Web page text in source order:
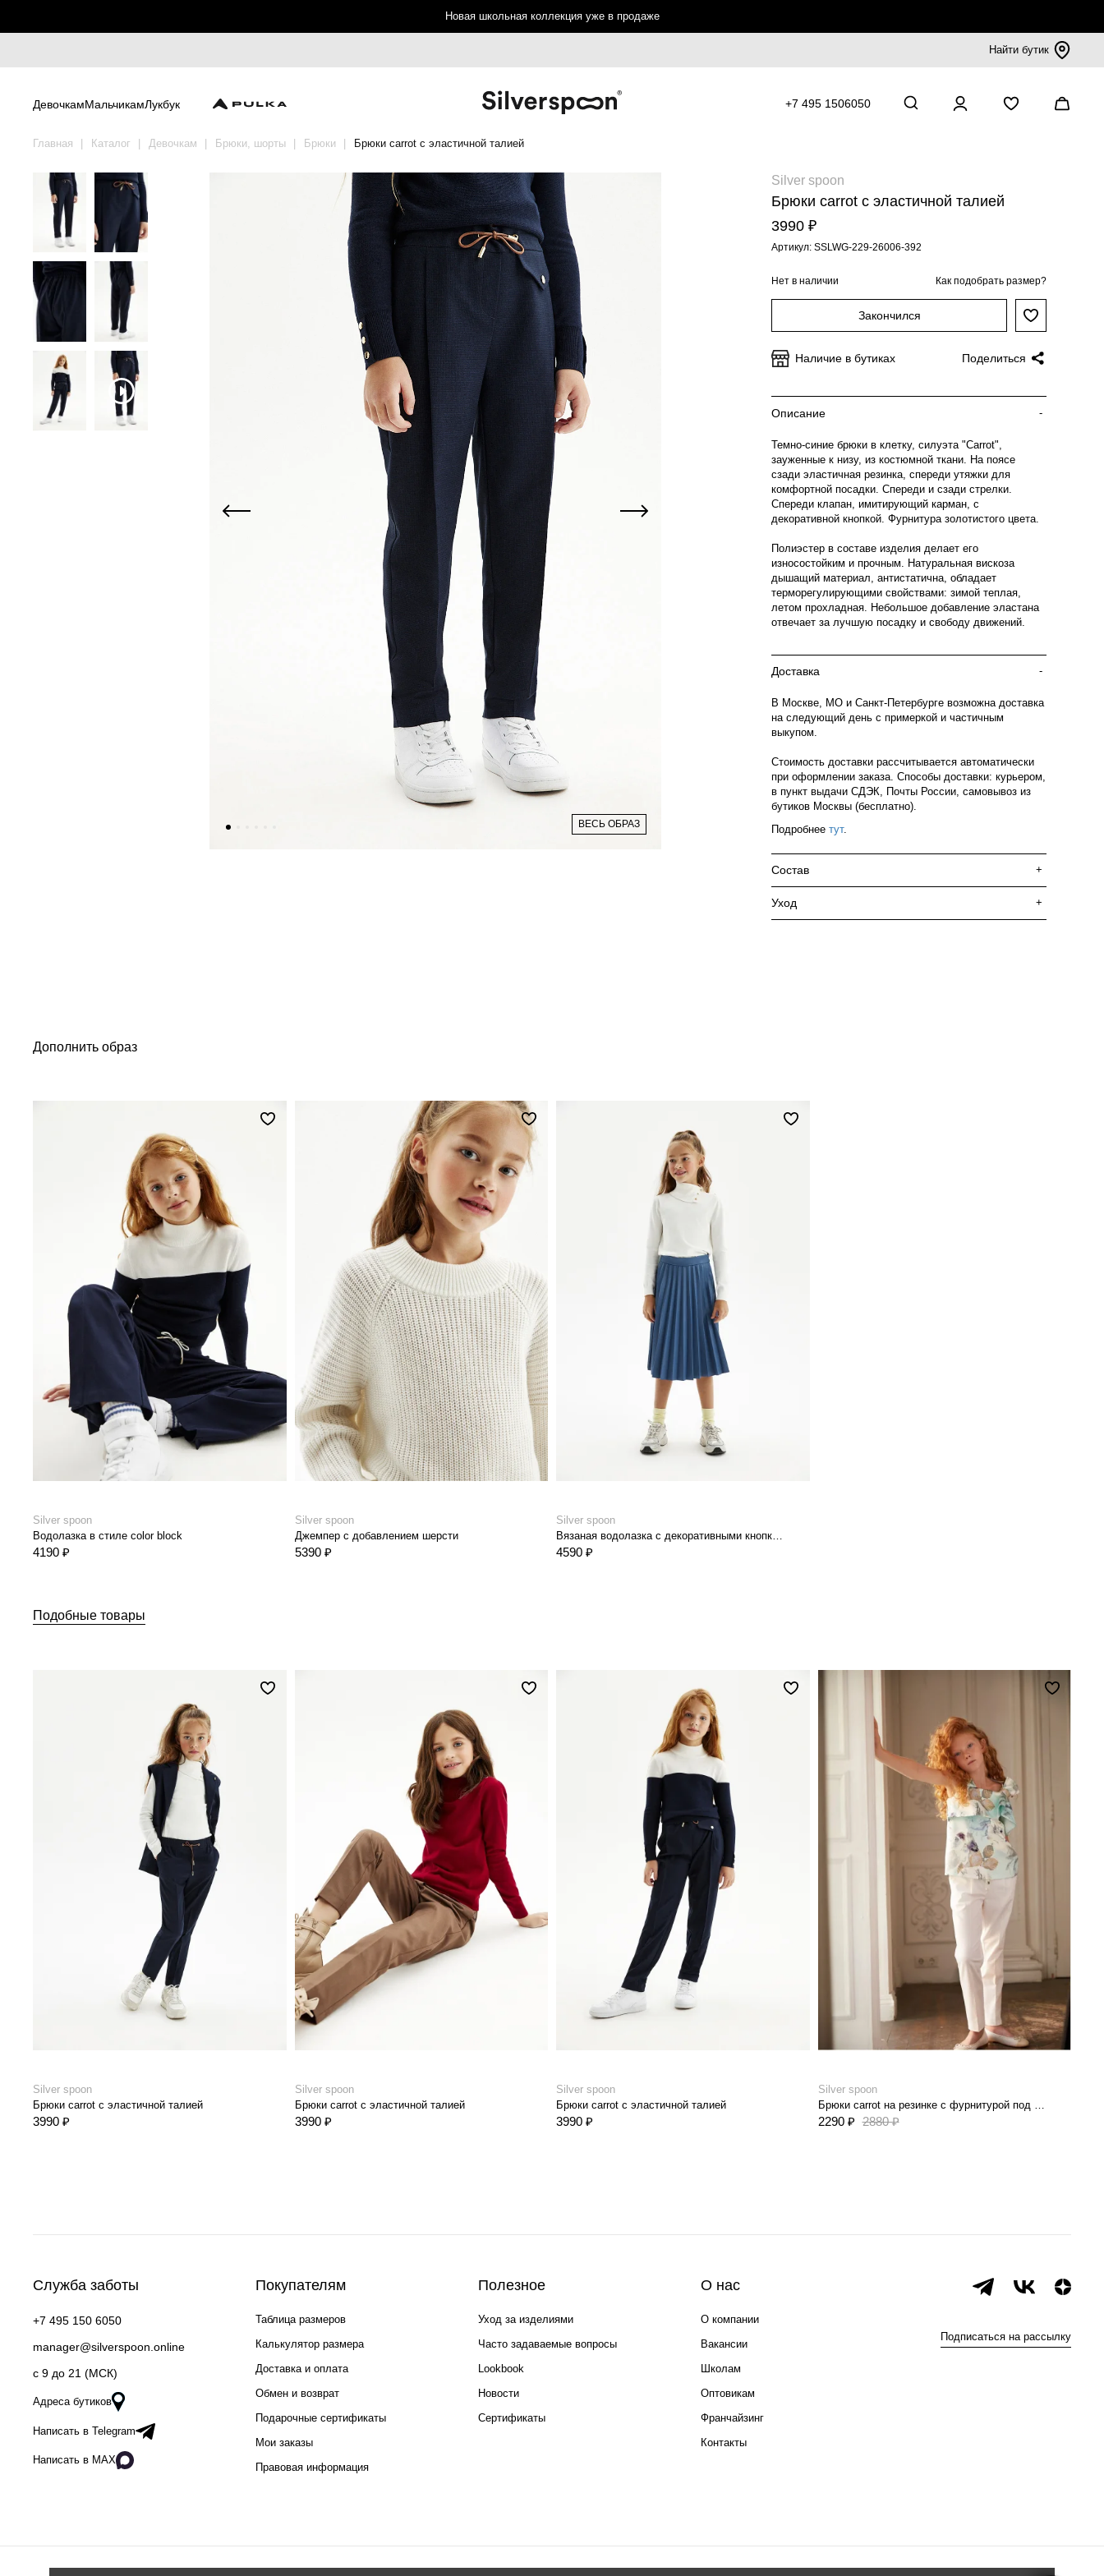
Новая школьная коллекция уже в продаже
Найти бутик
ДевочкамМальчикамЛукбук +7 495 1506050
Главная Каталог Девочкам Брюки, шорты Брюки Брюки сarrot с эластичной талией
ВЕСЬ ОБРАЗ
Silver spoon
Брюки сarrot с эластичной талией
3990 ₽
Артикул: SSLWG-229-26006-392
Нет в наличии Как подобрать размер?
Закончился
Наличие в бутиках Поделиться
Описание -
Темно-синие брюки в клетку, силуэта "Carrot",
зауженные к низу, из костюмной ткани. На поясе
сзади эластичная резинка, спереди утяжки для
комфортной посадки. Спереди и сзади стрелки.
Спереди клапан, имитирующий карман, с
декоративной кнопкой. Фурнитура золотистого цвета.
Полиэстер в составе изделия делает его
износостойким и прочным. Натуральная вискоза
дышащий материал, антистатична, обладает
терморегулирующими свойствами: зимой теплая,
летом прохладная. Небольшое добавление эластана
отвечает за лучшую посадку и свободу движений.
Доставка -
В Москве, МО и Санкт-Петербурге возможна доставка
на следующий день с примеркой и частичным
выкупом.
Стоимость доставки рассчитывается автоматически
при оформлении заказа. Способы доставки: курьером,
в пункт выдачи СДЭК, Почты России, самовывоз из
бутиков Москвы (бесплатно).
Подробнее тут.
Состав +
Уход +
Дополнить образ
Silver spoon
Водолазка в стиле color block
4190 ₽
Silver spoon
Джемпер с добавлением шерсти
5390 ₽
Silver spoon
4590 ₽
Подобные товары
Silver spoon
Брюки сarrot с эластичной талией
3990 ₽
Silver spoon
Брюки сarrot с эластичной талией
3990 ₽
Silver spoon
Брюки сarrot с эластичной талией
3990 ₽
Silver spoon
2290 ₽ 2880 ₽
Служба заботы
+7 495 150 6050
manager@silverspoon.online
c 9 до 21 (МСК)
Адреса бутиков
Написать в Telegram
Написать в MAX
Покупателям
Таблица размеров
Калькулятор размера
Доставка и оплата
Обмен и возврат
Подарочные сертификаты
Мои заказы
Правовая информация
Полезное
Уход за изделиями
Часто задаваемые вопросы
Lookbook
Новости
Сертификаты
О нас
О компании
Вакансии
Школам
Оптовикам
Франчайзинг
Контакты
Подписаться на рассылку